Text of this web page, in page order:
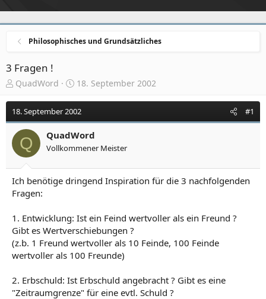
Philosophisches und Grundsätzliches
3 Fragen !
E
s
t
l
r
QuadWord
E
s
t
l
l
a
m
18. September 2002
18. September 2002 #1
Q QuadWord
Vollkommener Meister
Ich benötige dringend Inspiration für die 3 nachfolgenden
Fragen:
1. Entwicklung: Ist ein Feind wertvoller als ein Freund ?
Gibt es Wertverschiebungen ?
(z.b. 1 Freund wertvoller als 10 Feinde, 100 Feinde
wertvoller als 100 Freunde)
2. Erbschuld: Ist Erbschuld angebracht ? Gibt es eine
"Zeitraumgrenze" für eine evtl. Schuld ?